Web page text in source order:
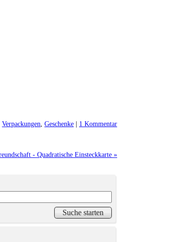
Verpackungen Geschenke | 1 Kommentar
- Quadratische Einsteckkarte »